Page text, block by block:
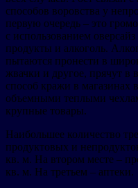
способов воровства у
первую очередь – это
с использованием
продукты и алкоголь.
пытаются пронести в
жвачки и другое, прячут
способ кражи в магазинах
объемными теплыми
крупные товары.
Наибольшее количество
продуктовых и
кв. м. На втором месте –
кв. м. На третьем – аптеки.